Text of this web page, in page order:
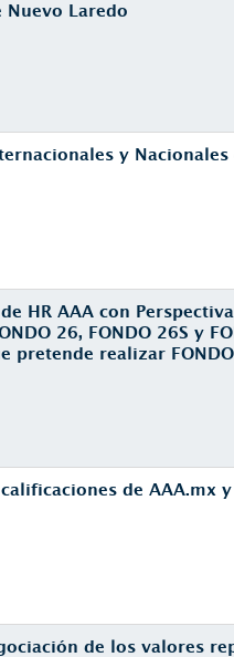
Nuevo Laredo
y
HR AAA con
26, FONDO 26S y
pretende realizar FONDO
de AAA.mx
de los valores